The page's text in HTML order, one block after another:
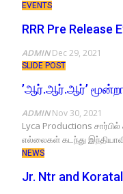
EVENTS
RRR Pre Release
ADMINDec 29, 2021
SLIDE POST
’ஆர்.ஆர்.ஆர்’
ADMINNov 30, 2021
Lyca Productions
எல்லைகள் கடந்து
NEWS
Jr. Ntr and